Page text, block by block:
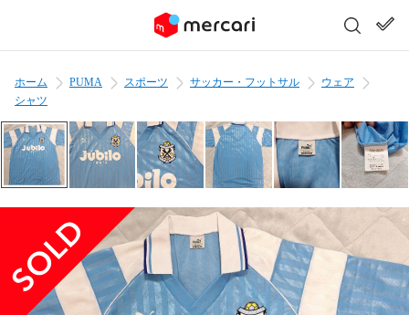
ホーム PUMA スポーツ サッカー・フットサル
ウェア
シャツ